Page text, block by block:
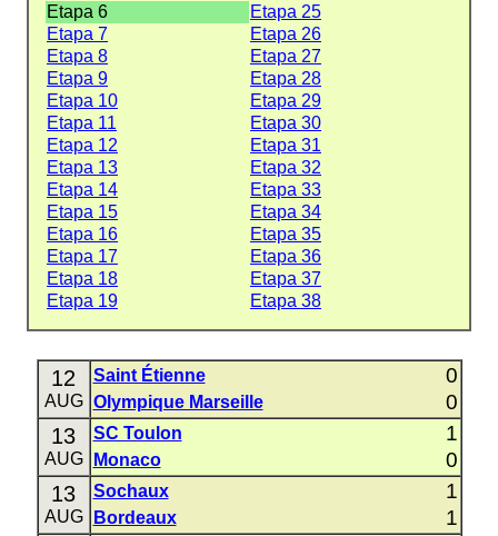
Etapa 6
Etapa 25
Etapa 7
Etapa 26
Etapa 8
Etapa 27
Etapa 9
Etapa 28
Etapa 10
Etapa 29
Etapa 11
Etapa 30
Etapa 12
Etapa 31
Etapa 13
Etapa 32
Etapa 14
Etapa 33
Etapa 15
Etapa 34
Etapa 16
Etapa 35
Etapa 17
Etapa 36
Etapa 18
Etapa 37
Etapa 19
Etapa 38
12
AUG
Saint Étienne 0
Olympique Marseille 0
13
AUG
SC Toulon 1
Monaco 0
13
AUG
Sochaux 1
Bordeaux 1